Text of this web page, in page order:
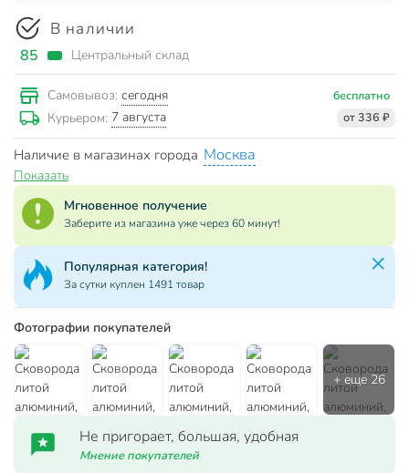
В наличии
85 Центральный склад
Самовывоз: сегодня бесплатно
Курьером: 7 августа от 336 ₽
Наличие в магазинах города Москва
Показать
Мгновенное получение
Заберите из магазина уже через 60 минут!
Популярная категория!
За сутки куплен 1491 товар
Фотографии покупателей
Не пригорает, большая, удобная
Мнение покупателей